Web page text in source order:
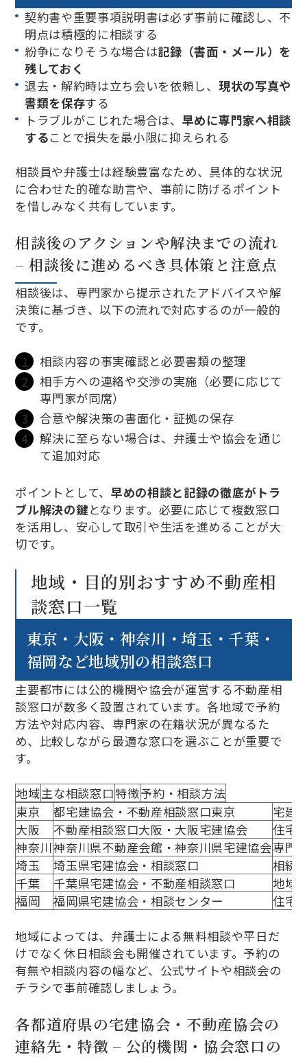
契約書や重要事項説明書は必ず事前に確認し、不
明点は積極的に相談する
紛争になりそうな場合は記録（書面・メール）を
残しておく
退去・解約時は立ち会いを依頼し、 現状の写真や
書類を保存する
トラブルがこじれた場合は、 早めに専門家へ相談
することで損失を最小限に抑えられる
相談員や弁護士は経験豊富なため、具体的な状況
に合わせた的確な助言や、事前に防げるポイント
を惜しみなく共有しています。
相談後のアクションや解決までの流れ
– 相談後に進めるべき具体策と注意点
相談後は、専門家から提示されたアドバイスや解
決策に基づき、以下の流れで対応するのが一般的
です。
相談内容の事実確認と必要書類の整理
相手方への連絡や交渉の実施（必要に応じて
専門家が同席）
合意や解決策の書面化・証拠の保存
解決に至らない場合は、弁護士や協会を通じ
て追加対応
ポイントとして、 早めの相談と記録の徹底がトラ
ブル解決の鍵となります。必要に応じて複数窓口
を活用し、安心して取引や生活を進めることが大
切です。
地域・目的別おすすめ不動産相
談窓口一覧
東京・大阪・神奈川・埼玉・千葉・
福岡など地域別の相談窓口
主要都市には公的機関や協会が運営する不動産相
談窓口が数多く設置されています。各地域で予約
方法や対応内容、専門家の在籍状況が異なるた
め、比較しながら最適な窓口を選ぶことが重要で
す。
地域主な相談窓口特徴予約・相談方法
東京
都宅建協会・不動産相談窓口東京
宅建
大阪
不動産相談窓口大阪・大阪宅建協会
住宅
神奈川神奈川県不動産会館・神奈川県宅建協会専門
埼玉
埼玉県宅建協会・相談窓口
相続
千葉
千葉県宅建協会・不動産相談窓口
地域
福岡
福岡県宅建協会・相談センター 住宅
地域によっては、弁護士による無料相談や平日だ
けでなく休日相談会も開催されています。予約の
有無や相談内容の幅など、公式サイトや相談会の
チラシで事前確認しましょう。
各都道府県の宅建協会・不動産協会の
連絡先・特徴 – 公的機関・協会窓口の